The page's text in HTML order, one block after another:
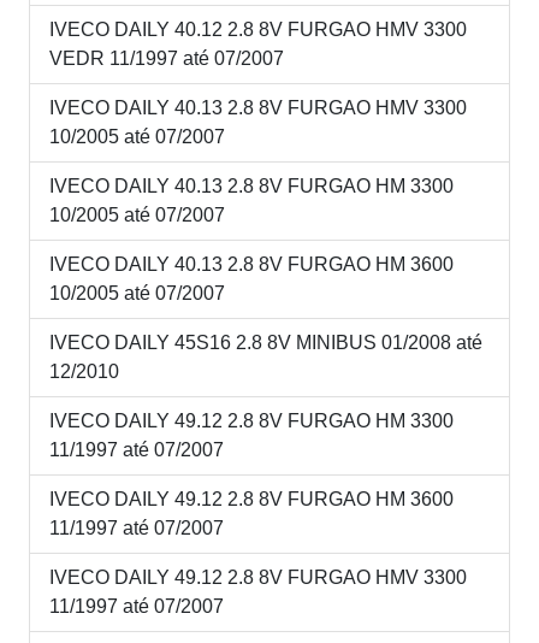
IVECO DAILY 40.12 2.8 8V FURGAO HMV 3300
VEDR 11/1997 até 07/2007
IVECO DAILY 40.13 2.8 8V FURGAO HMV 3300
10/2005 até 07/2007
IVECO DAILY 40.13 2.8 8V FURGAO HM 3300
10/2005 até 07/2007
IVECO DAILY 40.13 2.8 8V FURGAO HM 3600
10/2005 até 07/2007
IVECO DAILY 45S16 2.8 8V MINIBUS 01/2008 até
12/2010
IVECO DAILY 49.12 2.8 8V FURGAO HM 3300
11/1997 até 07/2007
IVECO DAILY 49.12 2.8 8V FURGAO HM 3600
11/1997 até 07/2007
IVECO DAILY 49.12 2.8 8V FURGAO HMV 3300
11/1997 até 07/2007